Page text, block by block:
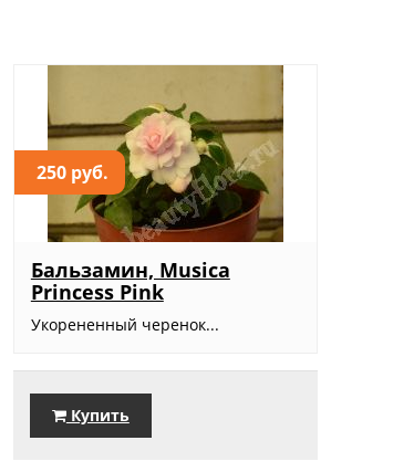
250 руб.
Бальзамин, Musica
Princess Pink
Укорененный черенок...
Купить